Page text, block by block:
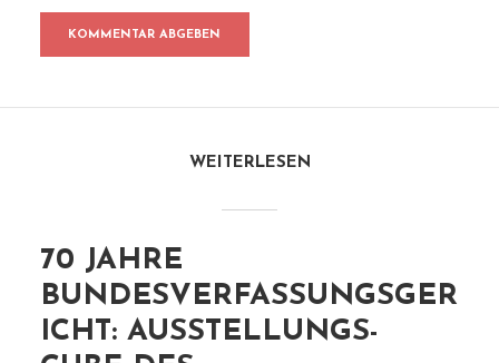
WEITERLESEN
70 JAHRE
BUNDESVERFASSUNGSGER
ICHT: AUSSTELLUNGS-